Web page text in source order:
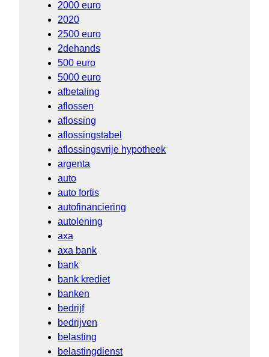
2000 euro
2020
2500 euro
2dehands
500 euro
5000 euro
afbetaling
aflossen
aflossing
aflossingstabel
aflossingsvrije hypotheek
argenta
auto
auto fortis
autofinanciering
autolening
axa
axa bank
bank
bank krediet
banken
bedrijf
bedrijven
belasting
belastingdienst